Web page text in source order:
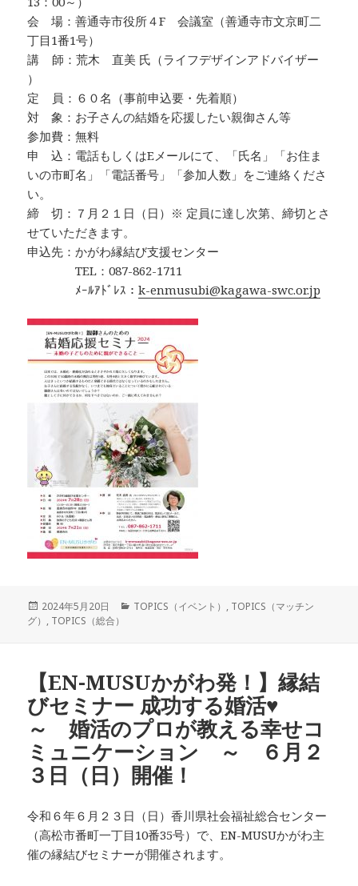
会 場：善通寺市役所４F 会議室（善通寺市文京町二
丁目1番1号）
講 師：荒木 直美 氏（ライフデザインアドバイザー
）
定 員：６０名（事前申込要・先着順）
対 象：お子さんの結婚を応援したい親御さん等
参加費：無料
申 込：電話もしくはEメールにて、「氏名」「お住ま
いの市町名」「電話番号」「参加人数」をご連絡くださ
い。
締 切：７月２１日（日）※ 定員に達し次第、締切とさ
せていただきます。
申込先：かがわ縁結び支援センター
TEL：087-862-1711
ﾒｰﾙｱﾄﾞﾚｽ：k-enmusubi@kagawa-swc.or.jp
投
2024年5月20日
カ
TOPICS（イベント） , TOPICS（マッチン
グ） , TOPICS（総合）
【EN-MUSUかがわ発！】縁結
びセミナー 成功する婚活♥
～ 婚活のプロが教える幸せコ
ミュニケーション ～ ６月２
３日（日）開催！
令和６年６月２３日（日）香川県社会福祉総合センター
（高松市番町一丁目10番35号）で、EN-MUSUかがわ主
催の縁結びセミナーが開催されます。